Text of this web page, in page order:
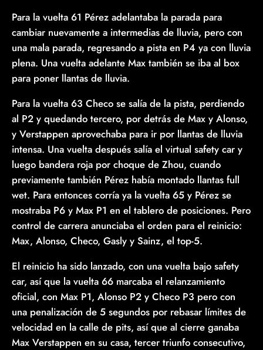
Para la vuelta 61 Pérez adelantaba la parada para
cambiar nuevamente a intermedias de lluvia, pero con
una mala parada, regresando a pista en P4 ya con lluvia
plena. Una vuelta adelante Max también se iba al box
para poner llantas de lluvia.
Para la vuelta 63 Checo se salía de la pista, perdiendo
al P2 y quedando tercero, por detrás de Max y Alonso,
y Verstappen aprovechaba para ir por llantas de lluvia
intensa. Una vuelta después salía el virtual safety car y
luego bandera roja por choque de Zhou, cuando
previamente también Pérez había montado llantas full
wet. Para entonces corría ya la vuelta 65 y Pérez se
mostraba P6 y Max P1 en el tablero de posiciones. Pero
control de carrera anunciaba el orden para el reinicio:
Max, Alonso, Checo, Gasly y Sainz, el top-5.
El reinicio ha sido lanzado, con una vuelta bajo safety
car, así que la vuelta 66 marcaba el relanzamiento
oficial, con Max P1, Alonso P2 y Checo P3 pero con
una penalización de 5 segundos por rebasar límites de
velocidad en la calle de pits, así que al cierre ganaba
Max Verstappen en su casa, tercer triunfo consecutivo,